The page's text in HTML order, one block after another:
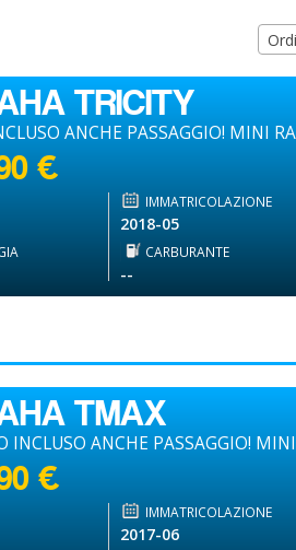
TRICITY
ANCHE PASSAGGIO! MINI
€
IMMATRICOLAZIONE
2018-05
CARBURANTE
--
TMAX
INCLUSO ANCHE PASSAGGIO!
€
IMMATRICOLAZIONE
2017-06